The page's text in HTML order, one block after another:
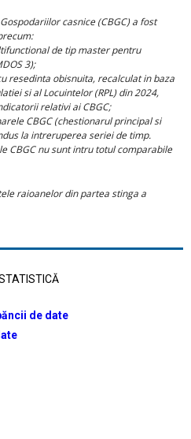
casnice (CBGC) a fost
de tip master pentru
3);
resedinta obisnuita, recalculat in baza
si al Locuintelor (RPL) din 2024,
relativi ai CBGC;
CBGC (chestionarul principal si
la intreruperea seriei de timp.
CBGC nu sunt intru totul comparabile
raioanelor din partea stinga a
de date